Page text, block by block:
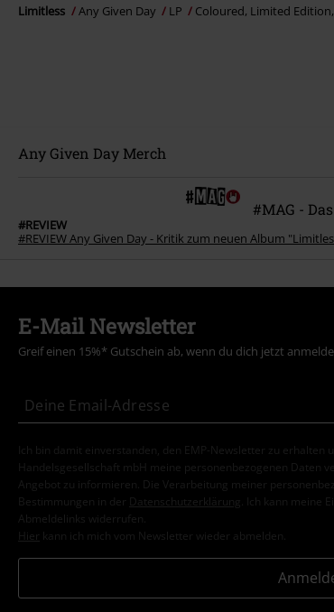
Limitless Any Given Day LP Coloured, Limited
Any Given Day Merch
#MAG -
#REVIEW
#REVIEW Any Given Day - Kritik zum neuen Album
E-Mail Newsletter
Greif einen 15%* Gutschein ab, wenn du dich jetzt
Ich bin damit einverstanden, den EMP-Newsletter zu erhalten
Handelsgesellschaft mbH meine personenbezogenen
Angebot zu informieren. Die Verarbeitung meiner
Bestimmungen in der
Datenschutzerklärung
. Ich kann meine
Abmeldelinks widerrufen.
Hier kann ich mich vom Newsletter wieder abmelden.